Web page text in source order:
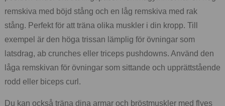
remskiva med böjd stång och en låg remskiva med rak
stång. Perfekt för att träna olika muskler i din kropp. Till
exempel är den höga trissan lämplig för övningar som
latsdrag, ab crunches eller triceps pushdowns. Använd den
låga remskivan för övningar som sittande och upprättstående
rodd eller biceps curl.
Du kan också träna dina armar och bröstmuskler med flyes